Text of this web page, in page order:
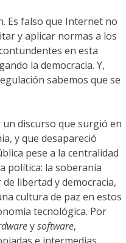
Es falso que Internet no
y aplicar normas a los
en esta
la democracia. Y,
sabemos que se
discurso que surgió en
y que desapareció
pese a la centralidad
política: la soberanía
libertad y democracia,
cultura de paz en estos
tecnológica. Por
ysoftware,